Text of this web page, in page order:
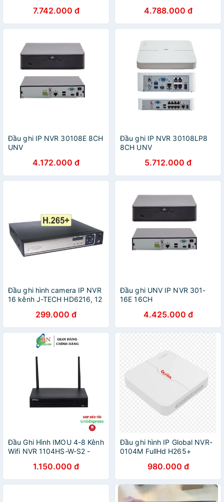
7.742.000 đ 4.788.000 đ
Đầu ghi IP NVR 30108E 8CH
UNV
4.172.000 đ
Đầu ghi IP NVR 30108LP8
8CH UNV
5.712.000 đ
Đầu ghi hình camera IP NVR
16 kênh J-TECH HD6216, 12
NVR-08XT H265 8 kênh
299.000 đ
Đầu ghi UNV IP NVR 301-
16E 16CH
4.425.000 đ
Đầu Ghi Hình IMOU 4-8 Kênh
Wifi NVR 1104HS-W-S2 -
Hành Chính Hãng Dahua
1.150.000 đ
Đầu ghi hình IP Global NVR-
0104M FullHd H265+
980.000 đ